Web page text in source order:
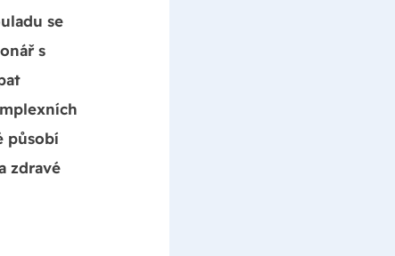
se
s
působí
zdravé